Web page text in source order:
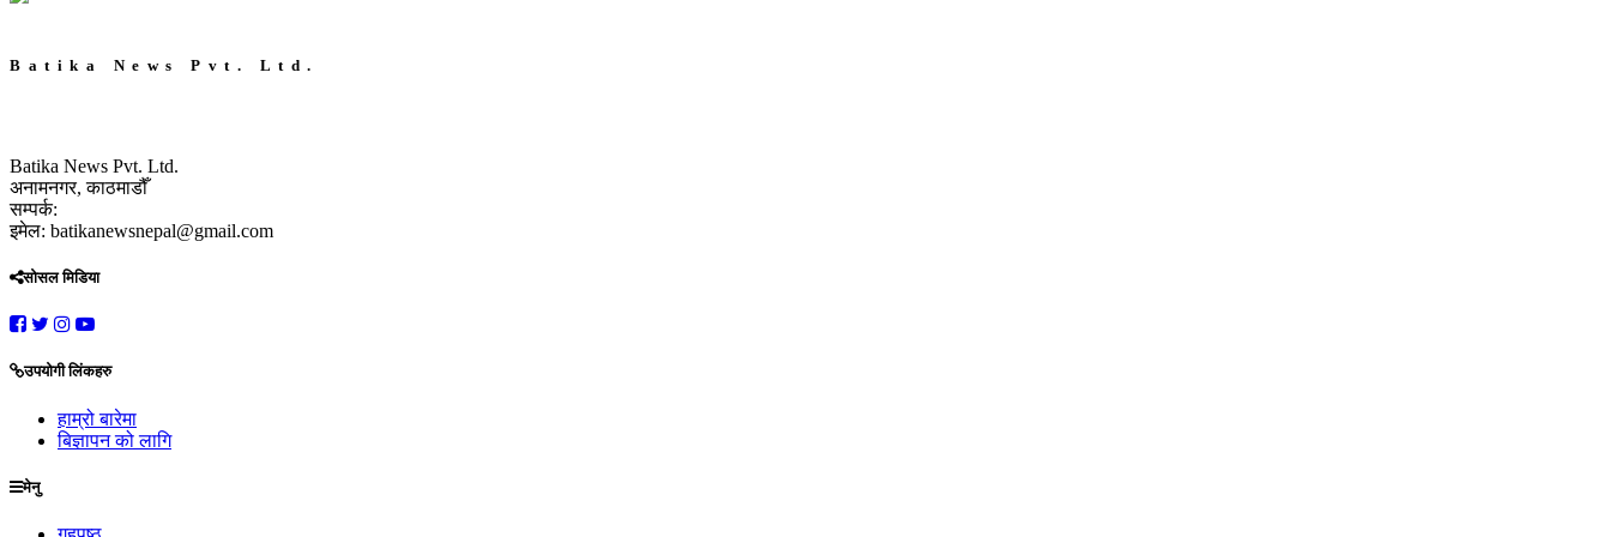
Batika News Pvt. Ltd.
Batika News Pvt. Ltd.
अनामनगर, काठमाडौँ
सम्पर्क:
इमेल: batikanewsnepal@gmail.com
सोसल मिडिया
उपयोगी लिंकहरु
हाम्रो बारेमा
बिज्ञापन को लागि
मेनु